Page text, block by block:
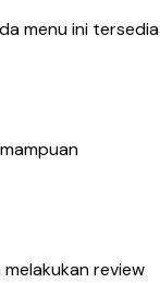
menu ini tersedia
review